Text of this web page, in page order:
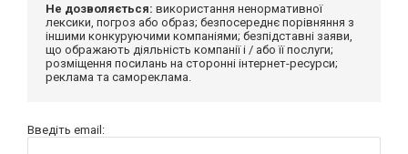
Не дозволяється: використання ненормативної
лексики, погроз або образ; безпосереднє порівняння з
іншими конкуруючими компаніями; безпідставні заяви,
що ображають діяльність компанії і / або її послуги;
розміщення посилань на сторонні інтернет-ресурси;
реклама та самореклама.
Введіть email: